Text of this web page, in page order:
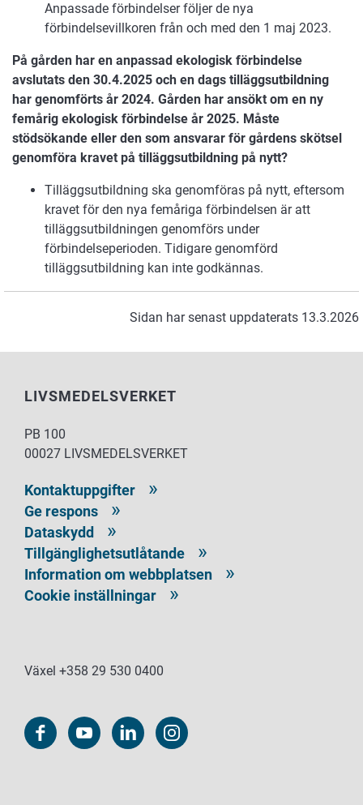
Anpassade förbindelser följer de nya
förbindelsevillkoren från och med den 1 maj 2023.
På gården har en anpassad ekologisk förbindelse
avslutats den 30.4.2025 och en dags tilläggsutbildning
har genomförts år 2024. Gården har ansökt om en ny
femårig ekologisk förbindelse år 2025. Måste
stödsökande eller den som ansvarar för gårdens skötsel
genomföra kravet på tilläggsutbildning på nytt?
Tilläggsutbildning ska genomföras på nytt, eftersom
kravet för den nya femåriga förbindelsen är att
tilläggsutbildningen genomförs under
förbindelseperioden. Tidigare genomförd
tilläggsutbildning kan inte godkännas.
Sidan har senast uppdaterats 13.3.2026
LIVSMEDELSVERKET
PB 100
00027 LIVSMEDELSVERKET
Kontaktuppgifter
Ge respons
Dataskydd
Tillgänglighetsutlåtande
Information om webbplatsen
Cookie inställningar
Växel +358 29 530 0400